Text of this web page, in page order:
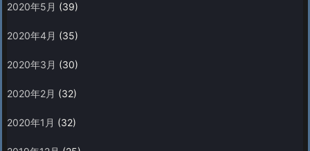
2020年5月 (39)
2020年4月 (35)
2020年3月 (30)
2020年2月 (32)
2020年1月 (32)